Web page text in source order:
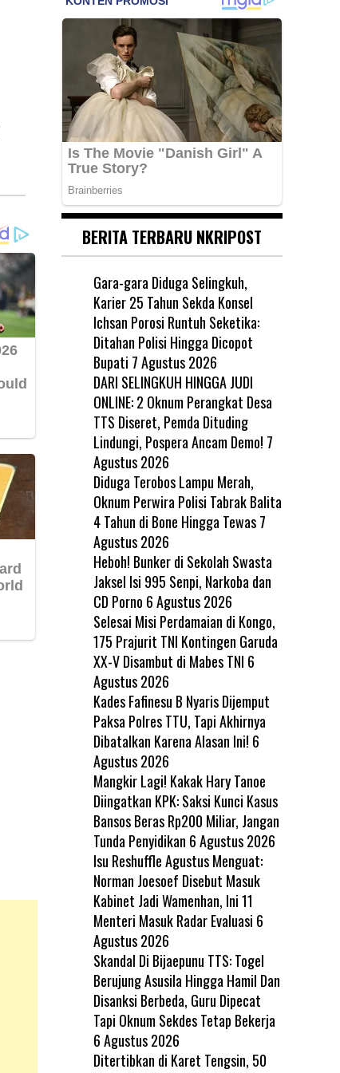
BERITA TERBARU NKRIPOST
Gara-gara Diduga Selingkuh,
Karier 25 Tahun Sekda Konsel
Ichsan Porosi Runtuh Seketika:
Ditahan Polisi Hingga Dicopot
Bupati 7 Agustus 2026
DARI SELINGKUH HINGGA JUDI
ONLINE: 2 Oknum Perangkat Desa
TTS Diseret, Pemda Dituding
Lindungi, Pospera Ancam Demo! 7
Agustus 2026
Diduga Terobos Lampu Merah,
Oknum Perwira Polisi Tabrak Balita
4 Tahun di Bone Hingga Tewas 7
Agustus 2026
Heboh! Bunker di Sekolah Swasta
Jaksel Isi 995 Senpi, Narkoba dan
CD Porno 6 Agustus 2026
Selesai Misi Perdamaian di Kongo,
175 Prajurit TNI Kontingen Garuda
XX-V Disambut di Mabes TNI 6
Agustus 2026
Kades Fafinesu B Nyaris Dijemput
Paksa Polres TTU, Tapi Akhirnya
Dibatalkan Karena Alasan Ini! 6
Agustus 2026
Mangkir Lagi! Kakak Hary Tanoe
Diingatkan KPK: Saksi Kunci Kasus
Bansos Beras Rp200 Miliar, Jangan
Tunda Penyidikan 6 Agustus 2026
Isu Reshuffle Agustus Menguat:
Norman Joesoef Disebut Masuk
Kabinet Jadi Wamenhan, Ini 11
Menteri Masuk Radar Evaluasi 6
Agustus 2026
Skandal Di Bijaepunu TTS: Togel
Berujung Asusila Hingga Hamil Dan
Disanksi Berbeda, Guru Dipecat
Tapi Oknum Sekdes Tetap Bekerja
6 Agustus 2026
Ditertibkan di Karet Tengsin, 50